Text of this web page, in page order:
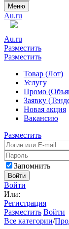
Меню
Au.ru
Au.ru
Разместить
Разместить
Товар (Лот)
Услугу
Промо
Заявку
Новая акция
Вакансию
Разместить
Запомнить
Войти
Войти
Или:
Регистрация
Разместить Войти
Все категории/